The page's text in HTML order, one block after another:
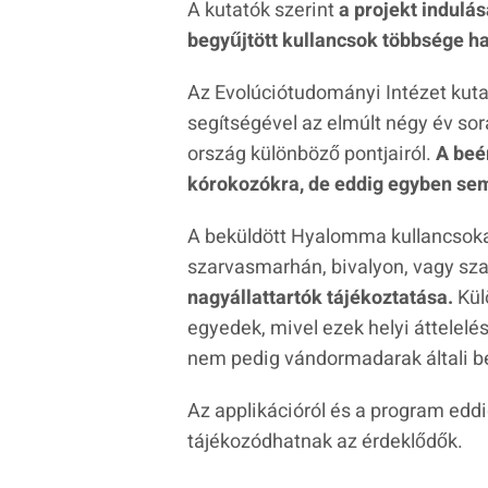
A kutatók szerinta projekt
begyűjtött kullancsok többsége
Az Evolúciótudományi Intézet
segítségével az elmúlt négy év
ország különböző pontjairól.A
kórokozókra, de eddig egyben
A beküldött Hyalomma
szarvasmarhán, bivalyon, vagy
nagyállattartók tájékoztatása.
egyedek, mivel ezek helyi
nem pedig vándormadarak általi
Az applikációról és a program
tájékozódhatnak az érdeklődők.